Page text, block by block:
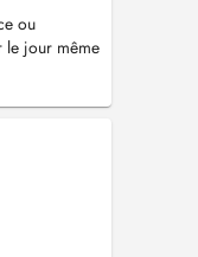
ou
jour même
22 32,
Nicht-